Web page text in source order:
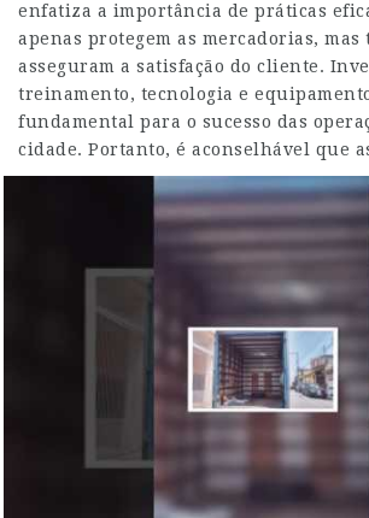
enfatiza a importância de práticas
apenas protegem as mercadorias, mas
asseguram a satisfação do cliente.
treinamento, tecnologia e
fundamental para o sucesso das
cidade. Portanto, é aconselhável que